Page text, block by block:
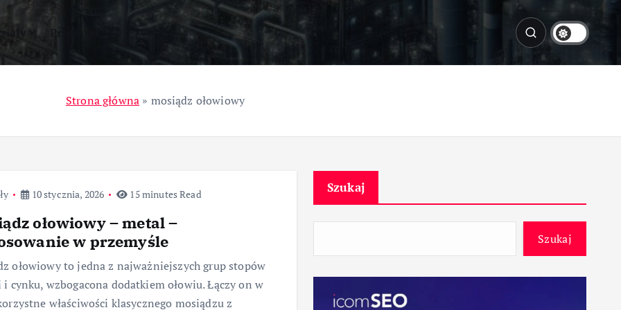
Przemysł
Strona główna » mosiądz ołowiowy
10 stycznia, 2026 15 minutes Read
ołowiowy – metal –
w przemyśle
ołowiowy to jedna z najważniejszych grup stopów
cynku, wzbogacona dodatkiem ołowiu. Łączy on w
właściwości klasycznego mosiądzu z
Szukaj
Szukaj